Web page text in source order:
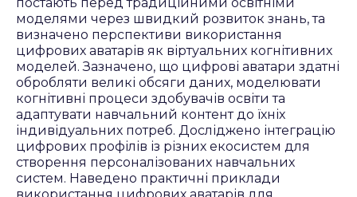
моделями через швидкий розвиток знань, та
визначено перспективи використання
цифрових аватарів як віртуальних когнітивних
моделей. Зазначено, що цифрові аватари здатні
обробляти великі обсяги даних, моделювати
когнітивні процеси здобувачів освіти та
адаптувати навчальний контент до їхніх
індивідуальних потреб. Досліджено інтеграцію
цифрових профілів із різних екосистем для
створення персоналізованих навчальних
систем. Наведено практичні приклади